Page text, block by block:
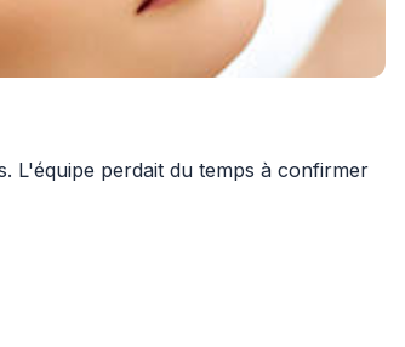
L'équipe perdait du temps à confirmer